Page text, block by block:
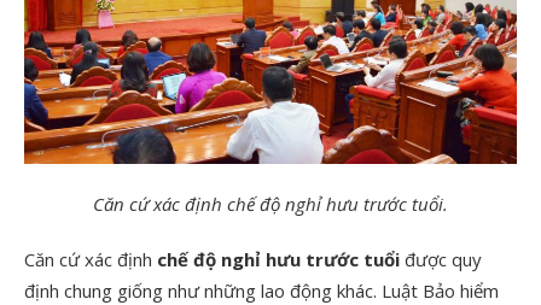
Căn cứ xác định chế độ nghỉ hưu trước tuổi.
Căn cứ xác định chế độ nghỉ hưu trước tuổi được quy
định chung giống như những lao động khác. Luật Bảo hiểm